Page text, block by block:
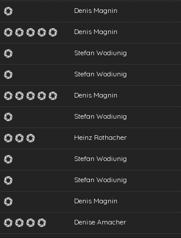
Denis Magnin
Denis Magnin
Stefan Wodiunig
Stefan Wodiunig
Denis Magnin
Stefan Wodiunig
Heinz Rothacher
Stefan Wodiunig
Stefan Wodiunig
Denis Magnin
Denise Amacher